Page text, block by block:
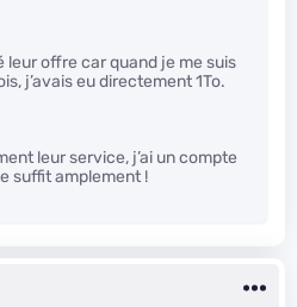
leur offre car quand je me suis
j’avais eu directement 1To.
leur service, j’ai un compte
suffit amplement !